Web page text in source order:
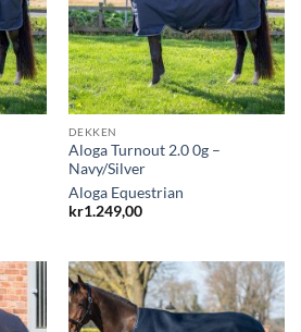
DEKKEN
Aloga Turnout 2.0 0g –
Navy/Silver
Aloga Equestrian
kr1.249,00